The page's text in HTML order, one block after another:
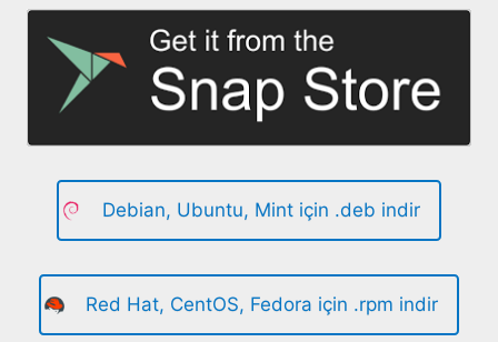
Debian, Ubuntu, Mint için .deb indir
Red Hat, CentOS, Fedora için .rpm indir